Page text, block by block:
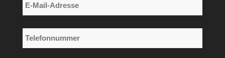
Mail-
Adresse
Telefonnummer
*